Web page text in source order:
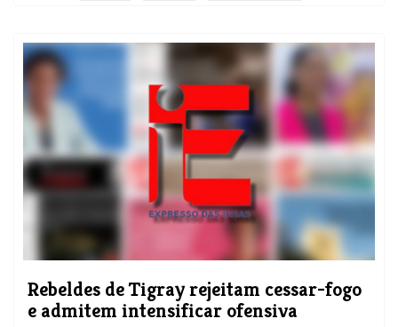
Rebeldes de Tigray rejeitam cessar-fogo
e admitem intensificar ofensiva